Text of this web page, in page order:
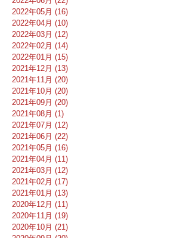
2022年05月 (16)
2022年04月 (10)
2022年03月 (12)
2022年02月 (14)
2022年01月 (15)
2021年12月 (13)
2021年11月 (20)
2021年10月 (20)
2021年09月 (20)
2021年08月 (1)
2021年07月 (12)
2021年06月 (22)
2021年05月 (16)
2021年04月 (11)
2021年03月 (12)
2021年02月 (17)
2021年01月 (13)
2020年12月 (11)
2020年11月 (19)
2020年10月 (21)